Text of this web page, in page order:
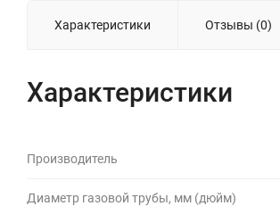
Характеристики Отзывы (0)
Характеристики
Производитель
Диаметр газовой трубы, мм (дюйм)